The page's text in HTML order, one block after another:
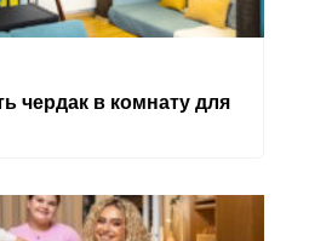
чердак в комнату для